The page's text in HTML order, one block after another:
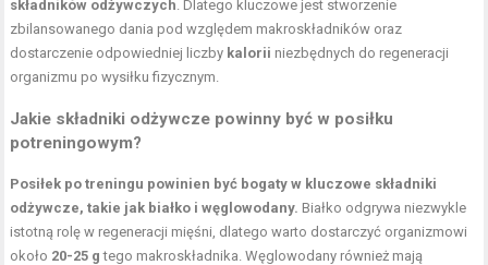
składników odżywczych. Dlatego kluczowe jest stworzenie
zbilansowanego dania pod względem makroskładników oraz
dostarczenie odpowiedniej liczby kalorii niezbędnych do regeneracji
organizmu po wysiłku fizycznym.
Jakie składniki odżywcze powinny być w posiłku
potreningowym?
Posiłek po treningu powinien być bogaty w kluczowe składniki
odżywcze, takie jak białko i węglowodany. Białko odgrywa niezwykle
istotną rolę w regeneracji mięśni, dlatego warto dostarczyć organizmowi
około 20-25 g tego makroskładnika. Węglowodany również mają